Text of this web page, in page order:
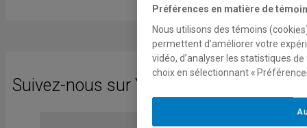
Suivez-nous sur YouTube
Préférences en matière de
Nous utilisons des témoins
permettent d’améliorer votre
vidéo, d’analyser les statistiques
choix en sélectionnant «